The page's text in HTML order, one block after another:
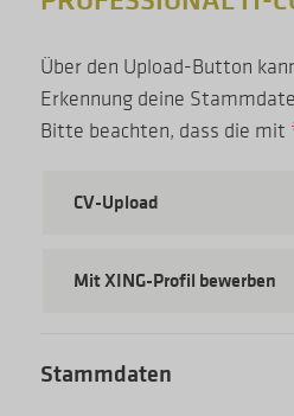
Über den Upload-Button
Erkennung deine
Bitte beachten, dass die mit
CV-Upload
Mit XING-Profil bewerben
Stammdaten